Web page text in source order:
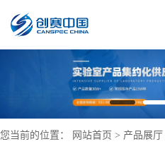
您当前的位置： 网站首页 > 产品展厅